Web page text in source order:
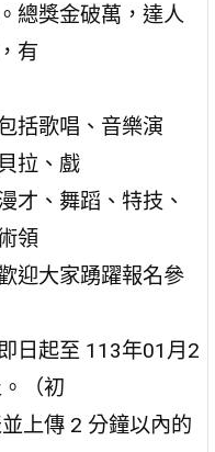
總獎金破萬，達人
有
括歌唱、音樂演
拉、戲
才、舞蹈、特技、
領
迎大家踴躍報名參
日起至 113年01月2
（初
上傳 2 分鐘以內的